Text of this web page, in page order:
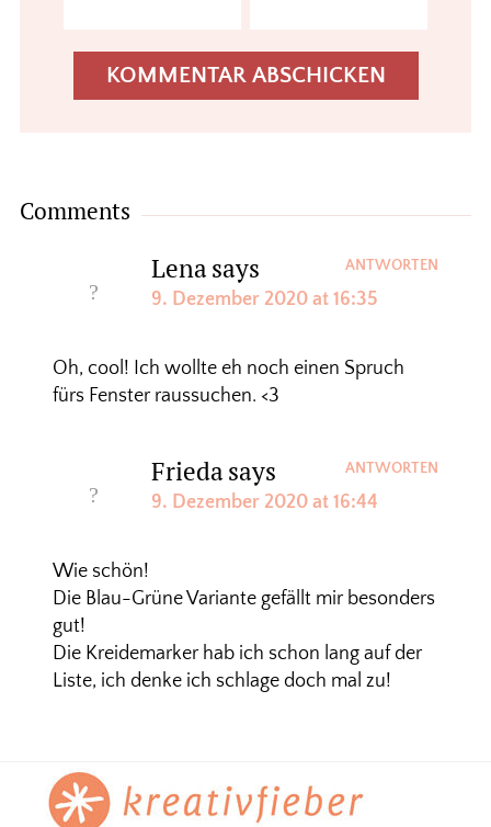
Comments
Lenasays
9. Dezember 2020 at 16:35
Oh, cool! Ich wollte eh noch einen Spruch
fürs Fenster raussuchen. <3
ANTWORTEN
Friedasays
9. Dezember 2020 at 16:44
Wie schön!
Die Blau-Grüne Variante gefällt mir besonders
gut!
Die Kreidemarker hab ich schon lang auf der
Liste, ich denke ich schlage doch mal zu!
ANTWORTEN
Footer